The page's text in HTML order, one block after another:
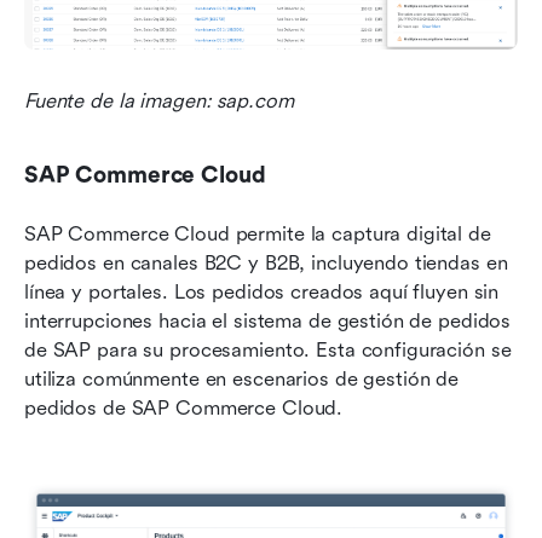
Fuente de la imagen: sap.com
SAP Commerce Cloud
SAP Commerce Cloud permite la captura digital de
pedidos en canales B2C y B2B, incluyendo tiendas en
línea y portales. Los pedidos creados aquí fluyen sin
interrupciones hacia el sistema de gestión de pedidos
de SAP para su procesamiento. Esta configuración se
utiliza comúnmente en escenarios de gestión de
pedidos de SAP Commerce Cloud.